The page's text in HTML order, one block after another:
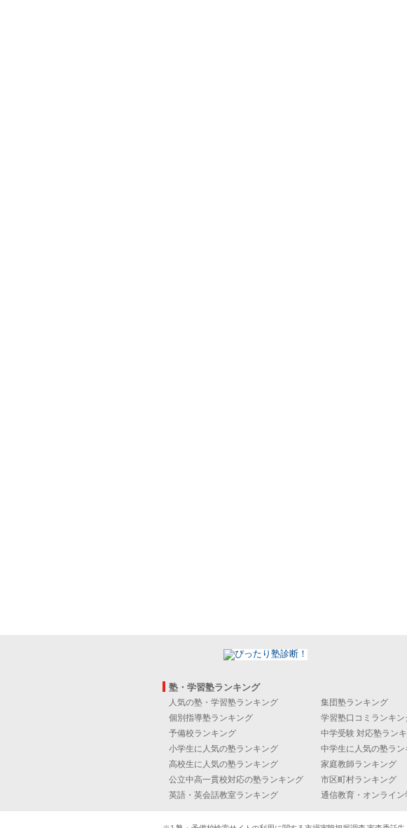
塾・学習塾ランキング
人気の塾・学習塾ランキング
集団塾ランキング
個別指導塾ランキング
学習塾口コミランキン
予備校ランキング
中学受験 対応塾ラン
小学生に人気の塾ランキング
中学生に人気の塾ラン
高校生に人気の塾ランキング
家庭教師ランキング
公立中高一貫校対応の塾ランキング
市区町村ランキング
英語・英会話教室ランキング
通信教育・オンライ